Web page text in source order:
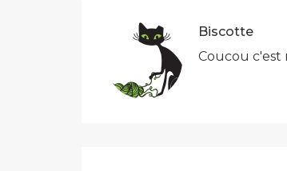
Biscotte
Coucou c'est